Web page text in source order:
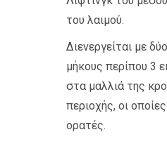
του λαιμού.
Διενεργείται με
μήκους περίπου 3
στα μαλλιά της
περιοχής, οι
ορατές.